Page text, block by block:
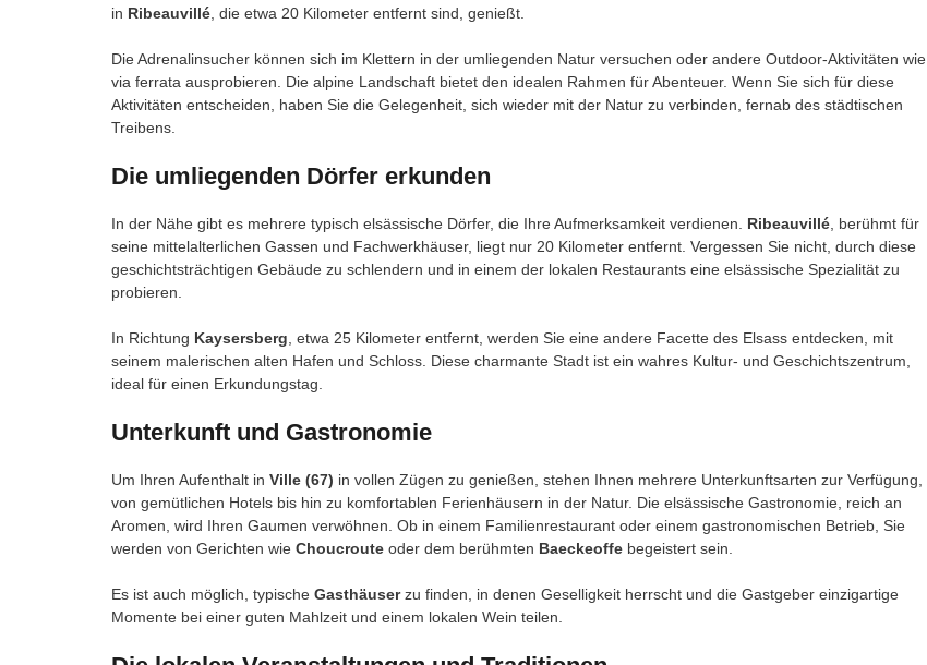
in Ribeauvillé , die etwa 20 Kilometer entfernt sind, genießt.
Die Adrenalinsucher können sich im Klettern in der umliegenden Natur versuchen oder andere Outdoor-Aktivitäten wie
via ferrata ausprobieren. Die alpine Landschaft bietet den idealen Rahmen für Abenteuer. Wenn Sie sich für diese
Aktivitäten entscheiden, haben Sie die Gelegenheit, sich wieder mit der Natur zu verbinden, fernab des städtischen
Treibens.
Die umliegenden Dörfer erkunden
In der Nähe gibt es mehrere typisch elsässische Dörfer, die Ihre Aufmerksamkeit verdienen. Ribeauvillé , berühmt für
seine mittelalterlichen Gassen und Fachwerkhäuser, liegt nur 20 Kilometer entfernt. Vergessen Sie nicht, durch diese
geschichtsträchtigen Gebäude zu schlendern und in einem der lokalen Restaurants eine elsässische Spezialität zu
probieren.
In Richtung Kaysersberg , etwa 25 Kilometer entfernt, werden Sie eine andere Facette des Elsass entdecken, mit
seinem malerischen alten Hafen und Schloss. Diese charmante Stadt ist ein wahres Kultur- und Geschichtszentrum,
ideal für einen Erkundungstag.
Unterkunft und Gastronomie
Um Ihren Aufenthalt in Ville (67) in vollen Zügen zu genießen, stehen Ihnen mehrere Unterkunftsarten zur Verfügung,
von gemütlichen Hotels bis hin zu komfortablen Ferienhäusern in der Natur. Die elsässische Gastronomie, reich an
Aromen, wird Ihren Gaumen verwöhnen. Ob in einem Familienrestaurant oder einem gastronomischen Betrieb, Sie
werden von Gerichten wie Choucroute oder dem berühmten Baeckeoffe begeistert sein.
Es ist auch möglich, typische Gasthäuserzu finden, in denen Geselligkeit herrscht und die Gastgeber einzigartige
Momente bei einer guten Mahlzeit und einem lokalen Wein teilen.